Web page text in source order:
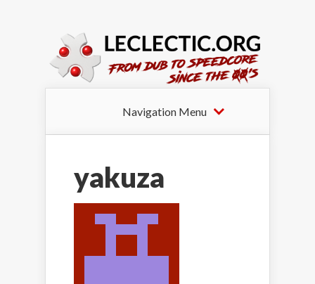
Navigation Menu
yakuza